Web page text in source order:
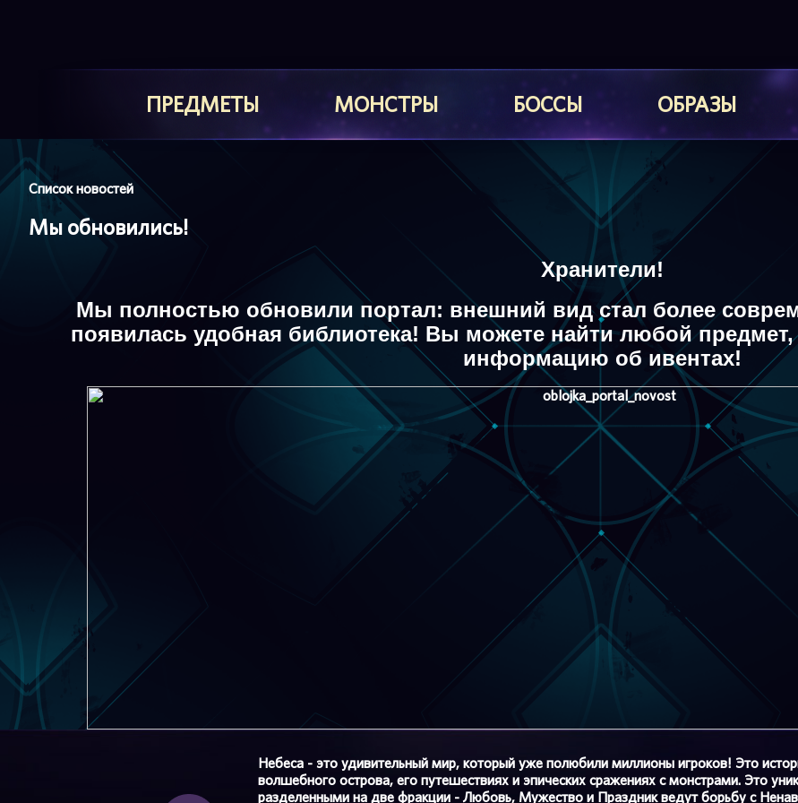
ПРЕДМЕТЫ МОНСТРЫ БОССЫ ОБРАЗЫ
Список новостей
Мы обновились!
Хранители!
Мы полностью обновили портал: внешний вид стал более
появилась удобная библиотека! Вы можете найти любой
информацию об ивентах!
Небеса - это удивительный мир, который уже полюбили миллионы игроков! Это
волшебного острова, его путешествиях и эпических сражениях с монстрами. Это
разделенными на две фракции - Любовь, Мужество и Праздник ведут борьбу с